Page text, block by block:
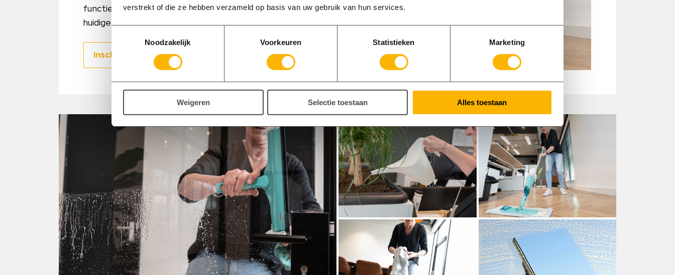
verstrekt of die ze hebben verzameld op basis van uw gebruik van hun services.
Noodzakelijk
Voorkeuren Statistieken Marketing
Weigeren Selectie toestaan Alles toestaan
functie voor je vinden, zelfs als deze niet direct in ons
huidige aanbod staat.
Inschrijven als werkzoekende Contact